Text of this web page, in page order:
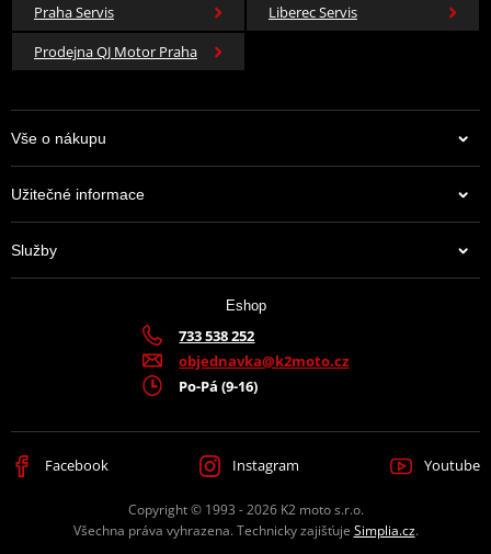
Praha Servis
Liberec Servis
Prodejna QJ Motor Praha
Vše o nákupu
Užitečné informace
Služby
Eshop
733 538 252
objednavka@k2moto.cz
Po-Pá (9-16)
Facebook Instagram Youtube
Copyright © 1993 - 2026 K2 moto s.r.o.
Všechna práva vyhrazena. Technicky zajišťuje Simplia.cz.